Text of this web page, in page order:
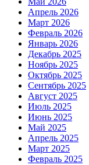
Апрель 2026
Март 2026
Февраль 2026
Январь 2026
Декабрь 2025
Ноябрь 2025
Октябрь 2025
Сентябрь 2025
Август 2025
Июль 2025
Июнь 2025
Май 2025
Апрель 2025
Март 2025
Февраль 2025